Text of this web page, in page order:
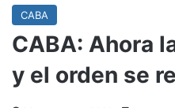
CABA
CABA: Ahora
y el orden se